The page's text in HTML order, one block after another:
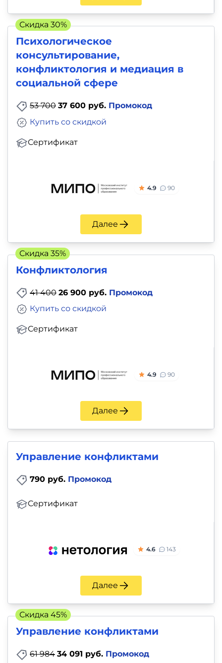
Психологическое
консультирование,
конфликтология и медиация в
социальной сфере
53 700 37 600 руб. Промокод
Сертификат
Купить со скидкой
4.9 90
Далее
Скидка 30%
Конфликтология
41 400 26 900 руб. Промокод
Сертификат
Купить со скидкой
4.9 90
Далее
Скидка 35%
Управление конфликтами
790 руб. Промокод
Сертификат
4.6 143
Далее
Управление конфликтами
61 984 34 091 руб. Промокод
Скидка 45%